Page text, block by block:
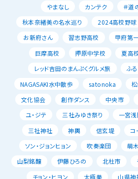
やまなし
カンテク
＃道
秋本奈緒美の名水巡り
2024高校野球
お新府さん
習志野高校 甲府第
巨摩高校
押原中学校 夏高
レッド吉田のまんぷくグルメ旅
ふ
NAGASAKI水中散歩
satonoka
文化協会
創作ダンス 中央市
ユ・ジテ
三社みゆき祭り 一宮
三社神社
神輿 信玄堤 コ
ソン・ジョンヒョン
吹奏楽団 萌
山梨銘醸
伊藤ひろの 北杜市
チョン・ヒヨン
太極拳 山県神